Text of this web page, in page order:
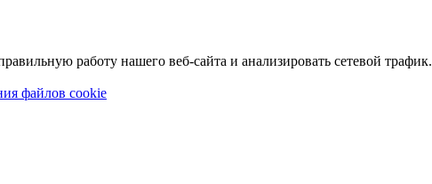
работу нашего веб-сайта и анализировать сетевой трафик.
файлов cookie